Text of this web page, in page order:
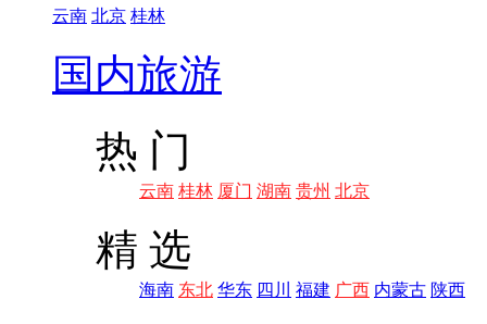
云南 北京 桂林
国内旅游
热 门
云南 桂林 厦门 湖南 贵州 北京
精 选
海南 东北 华东 四川 福建 广西 内蒙古 陕西